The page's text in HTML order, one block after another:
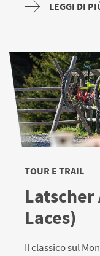
LEGGI DI
TOUR E TRAIL
Latscher
Laces)
Il classico sul